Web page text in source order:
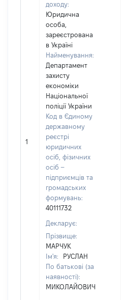
1
доходу:
Юридична
особа,
зареєстрована
в Україні
Найменування:
Департамент
захисту
економіки
Національної
поліції України
Код в Єдиному
державному
реєстрі
юридичних
осіб, фізичних
осіб –
підприємців та
громадських
формувань:
40111732
Декларує:
Прізвище:
МАРЧУК
Ім'я:
РУСЛАН
По батькові (за
наявності):
МИКОЛАЙОВИЧ